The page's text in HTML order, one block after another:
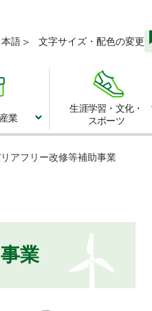
語 文字サイズ・配色の変更
業
生涯学習・文化・
スポーツ
アフリー改修等補助事業
業